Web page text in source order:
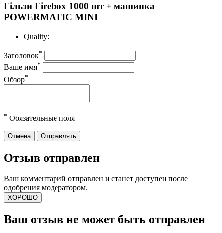
Гільзи Firebox 1000 шт + машинка
POWERMATIC MINI
Quality:
Заголовок*
Ваше имя*
Обзор*
* Обязательные поля
Отмена Отправлять
Отзыв отправлен
Ваш комментарий отправлен и станет доступен после
одобрения модератором.
ХОРОШО
Ваш отзыв не может быть отправлен